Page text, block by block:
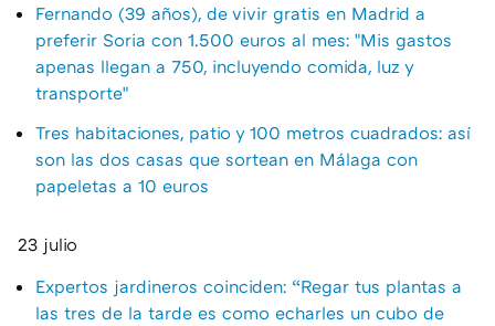
Fernando (39 años), de vivir gratis en Madrid a
preferir Soria con 1.500 euros al mes: "Mis gastos
apenas llegan a 750, incluyendo comida, luz y
transporte"
Tres habitaciones, patio y 100 metros cuadrados: así
son las dos casas que sortean en Málaga con
papeletas a 10 euros
23 julio
Expertos jardineros coinciden: “Regar tus plantas a
las tres de la tarde es como echarles un cubo de